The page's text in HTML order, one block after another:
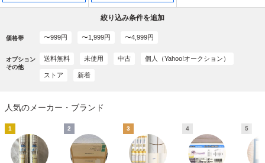
絞り込み条件を追加
価格帯 〜999円 〜1,999円 〜4,999円
オプション
その他
送料無料 未使用 中古 個人（Yahoo!オークション）
ストア 新着
人気のメーカー・ブランド
1 2 3 4 5